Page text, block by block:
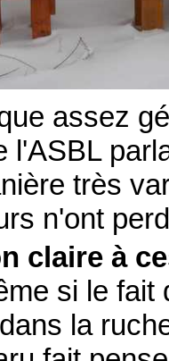
assez
l'ASBL
très
n'ont
claire à
si le fait
la